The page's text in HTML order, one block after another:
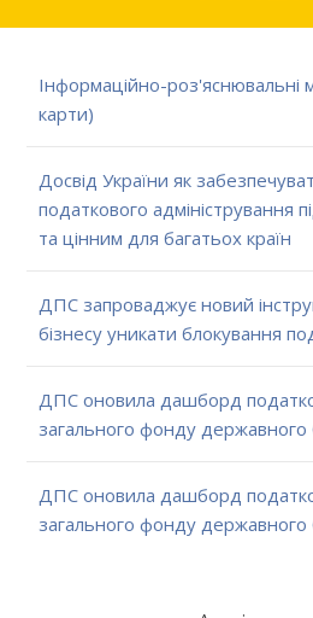
Інформаційно-роз'яснювальні
карти)
Досвід України як
податкового адміністрування
та цінним для багатьох країн
ДПС запроваджує новий
бізнесу уникати блокування
ДПС оновила дашборд
загального фонду
ДПС оновила дашборд
загального фонду